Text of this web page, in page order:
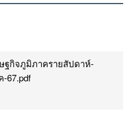
ฐกิจภูมิภาครายสัปดาห์-
-67.pdf